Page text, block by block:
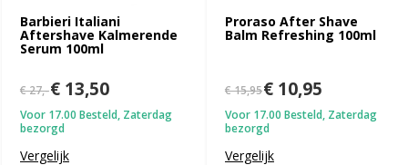
Barbieri Italiani
Aftershave Kalmerende
Serum 100ml
€ 27,-€ 13,50
Voor 17.00 Besteld, Zaterdag
bezorgd
Vergelijk
Proraso After Shave
Balm Refreshing 100ml
€ 15,95€ 10,95
Voor 17.00 Besteld, Zaterdag
bezorgd
Vergelijk